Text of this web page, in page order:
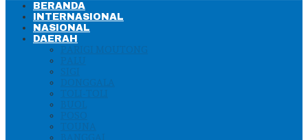
BERANDA
INTERNASIONAL
NASIONAL
DAERAH
PARIGI MOUTONG
PALU
SIGI
DONGGALA
TOLI-TOLI
BUOL
POSO
TOUNA
BANGGAI